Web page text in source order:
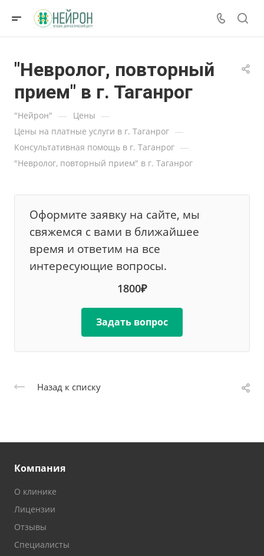
"Невролог, повторный
прием" в г. Таганрог
"Нейрон" — Цены —
Цены на платные услуги в г. Таганрог —
Консультативная помощь в г. Таганрог —
"Невролог, повторный прием" в г. Таганрог
Оформите заявку на сайте, мы
свяжемся с вами в ближайшее
время и ответим на все
интересующие вопросы.
1800₽
Задать вопрос
Назад к списку
Компания
О клинике
Лицензии
Отзывы
Специалисты